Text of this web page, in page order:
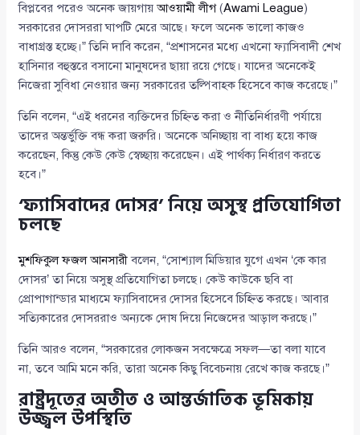
বিপ্লবের পরেও অনেক জায়গায়আওয়ামী লীগ(Awami League)
সরকারের দোসররা ঘাপটি মেরে আছে। ফলে অনেক ভালো কাজও
বাধাগ্রস্ত হচ্ছে।” তিনি দাবি করেন, “প্রশাসনের মধ্যে এখনো ফ্যাসিবাদী শেখ
হাসিনার বহুস্তরে বসানো মানুষদের ছায়া রয়ে গেছে। যাদের অনেকেই
নিজেরা সুবিধা নেওয়ার জন্য সরকারের তল্পিবাহক হিসেবে কাজ করেছে।”
তিনি বলেন, “এই ধরনের ব্যক্তিদের চিহ্নিত করা ও নীতিনির্ধারণী পর্যায়ে
তাদের অন্তর্ভুক্তি বন্ধ করা জরুরি। অনেকে অনিচ্ছায় বা বাধ্য হয়ে কাজ
করেছেন, কিন্তু কেউ কেউ স্বেচ্ছায় করেছেন। এই পার্থক্য নির্ধারণ করতে
হবে।”
‘ফ্যাসিবাদের দোসর’ নিয়ে অসুস্থ প্রতিযোগিতা
চলছে
মুশফিকুল ফজল আনসারীবলেন, “সোশ্যাল মিডিয়ার যুগে এখন ‘কে কার
দোসর’ তা নিয়ে অসুস্থ প্রতিযোগিতা চলছে। কেউ কাউকে ছবি বা
প্রোপাগান্ডার মাধ্যমে ফ্যাসিবাদের দোসর হিসেবে চিহ্নিত করছে। আবার
সত্যিকারের দোসররাও অন্যকে দোষ দিয়ে নিজেদের আড়াল করছে।”
তিনি আরও বলেন, “সরকারের লোকজন সবক্ষেত্রে সফল—তা বলা যাবে
না, তবে আমি মনে করি, তারা অনেক কিছু বিবেচনায় রেখে কাজ করছে।”
রাষ্ট্রদূতের অতীত ও আন্তর্জাতিক ভূমিকায়
উজ্জ্বল উপস্থিতি